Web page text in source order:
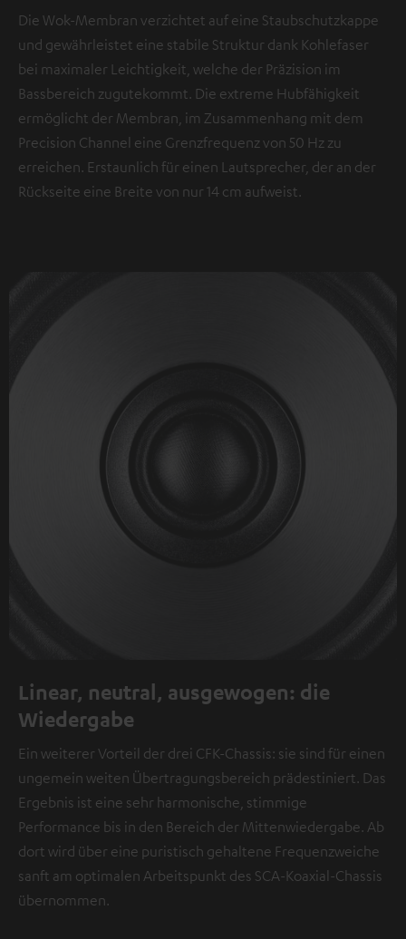
Die Wok-Membran verzichtet auf eine Staubschutzkappe
und gewährleistet eine stabile Struktur dank Kohlefaser
bei maximaler Leichtigkeit, welche der Präzision im
Bassbereich zugutekommt. Die extreme Hubfähigkeit
ermöglicht der Membran, im Zusammenhang mit dem
Precision Channel eine Grenzfrequenz von 50 Hz zu
erreichen. Erstaunlich für einen Lautsprecher, der an der
Rückseite eine Breite von nur 14 cm aufweist.
Linear, neutral, ausgewogen: die
Wiedergabe
Ein weiterer Vorteil der drei CFK-Chassis: sie sind für einen
ungemein weiten Übertragungsbereich prädestiniert. Das
Ergebnis ist eine sehr harmonische, stimmige
Performance bis in den Bereich der Mittenwiedergabe. Ab
dort wird über eine puristisch gehaltene Frequenzweiche
sanft am optimalen Arbeitspunkt des SCA-Koaxial-Chassis
übernommen.